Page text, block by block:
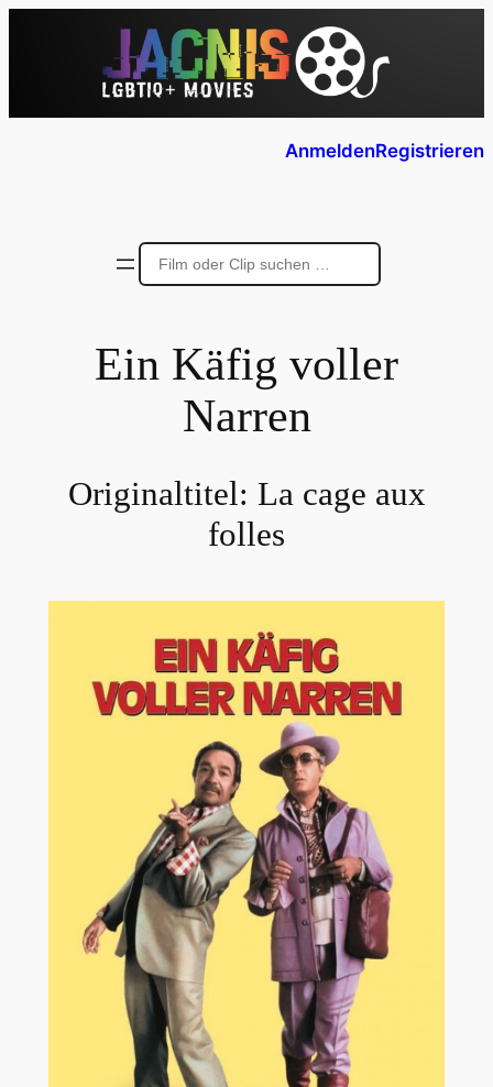
AnmeldenRegistrieren
Ein Käfig voller
Narren
Originaltitel: La cage aux
folles